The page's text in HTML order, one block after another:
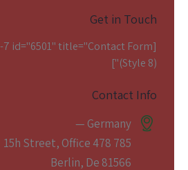
Get in Touch
id="6501" title="Contact Form
(Style 8)"]
Contact Info
Germany —
785 15h Street, Office 478
Berlin, De 81566